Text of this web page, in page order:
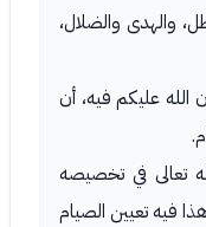
والهدى والضلال،
عليكم فيه، أن
تعالى في تخصيصه
فيه تعيين الصيام